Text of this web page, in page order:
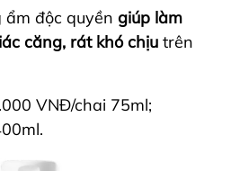
ẩm độc quyền giúp làm
căng, rát khó chịu trên
VNĐ/chai 75ml;